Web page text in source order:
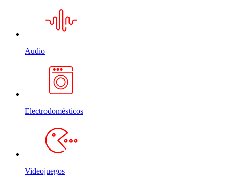
Audio
Electrodomésticos
Videojuegos